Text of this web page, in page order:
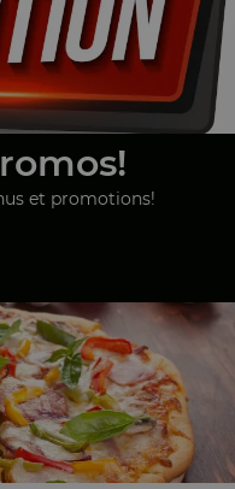
et promotions!